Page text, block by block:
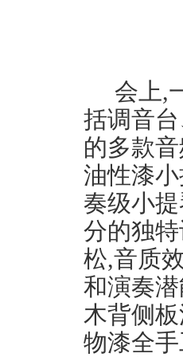
会上,
括调音
的多款
油性漆
奏级小
分的独
松,音质
和演奏
木背侧
物漆全